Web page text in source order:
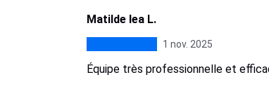
Matilde lea L.
1 nov. 2025
Équipe très professionnelle et